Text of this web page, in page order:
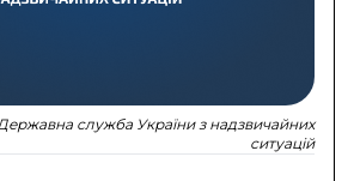
служба України з надзвичайних
ситуацій